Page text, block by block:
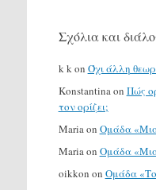
Σχόλια και
k kon Όχι άλλη
Konstantinaon Πώς
τον ορίζει;
Mariaon Ομάδα
Mariaon Ομάδα
oikkon on Ομάδα